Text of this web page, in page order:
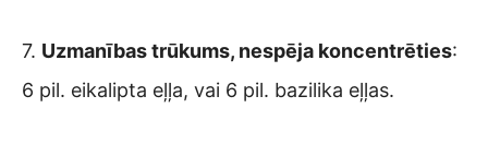
7. Uzmanības trūkums, nespēja koncentrēties:
6 pil. eikalipta eļļa, vai 6 pil. bazilika eļļas.